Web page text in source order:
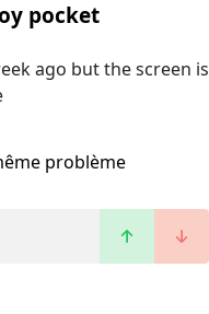
pocket
ago but the screen is
problème